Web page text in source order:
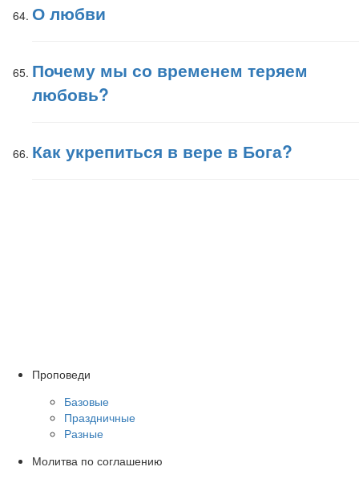
О любви
Почему мы со временем теряем
любовь?
Как укрепиться в вере в Бога?
Проповеди
Базовые
Праздничные
Разные
Молитва по соглашению